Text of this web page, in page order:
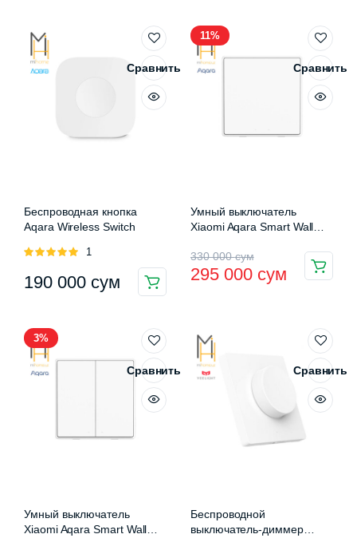
Сравнить
Беспроводная кнопка
Aqara Wireless Switch
Оценка
1
190 000 сум
11%
Сравнить
Умный выключатель
Xiaomi Aqara Smart Wall
нулевой линии)
(QBKG21LM)
330 000сум
Первоначальная
цена
330
000 сум.
295 000 сум
Текущая
цена:
000 сум.
3%
Сравнить
Умный выключатель
Xiaomi Aqara Smart Wall
Сравнить
Беспроводной
выключатель-диммер